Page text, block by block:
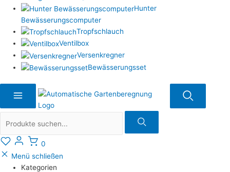
Hunter
Bewässerungscomputer
Tropfschlauch
Ventilbox
Versenkregner
Bewässerungsset
0
Menü schließen
Kategorien